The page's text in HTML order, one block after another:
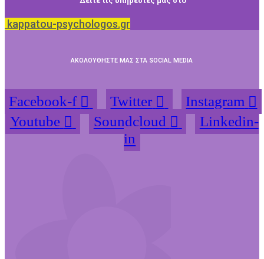
kappatou-psychologos.gr
ΑΚΟΛΟΥΘΗΣΤΕ ΜΑΣ ΣΤΑ SOCIAL MEDIA
Facebook-f Twitter
Instagram
Youtube
Soundcloud
Linkedin-
in